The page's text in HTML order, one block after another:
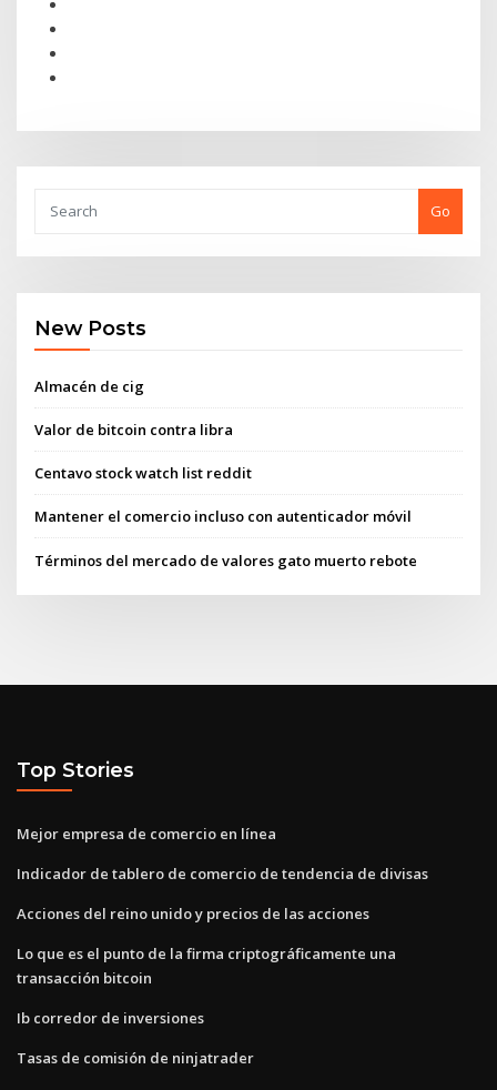
Go
New Posts
Almacén de cig
Valor de bitcoin contra libra
Centavo stock watch list reddit
Mantener el comercio incluso con autenticador móvil
Términos del mercado de valores gato muerto rebote
Top Stories
Mejor empresa de comercio en línea
Indicador de tablero de comercio de tendencia de divisas
Acciones del reino unido y precios de las acciones
Lo que es el punto de la firma criptográficamente una
transacción bitcoin
Ib corredor de inversiones
Tasas de comisión de ninjatrader